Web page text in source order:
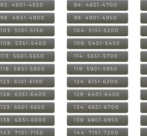
93: 4601-4650 94: 4651-4700
98: 4851-4900 99: 4901-4950
103: 5101-5150 104: 5151-5200
108: 5351-5400 109: 5401-5450
113: 5601-5650 114: 5651-5700
118: 5851-5900 119: 5901-5950
123: 6101-6150 124: 6151-6200
128: 6351-6400 129: 6401-6450
133: 6601-6650 134: 6651-6700
138: 6851-6900 139: 6901-6950
143: 7101-7150 144: 7151-7200